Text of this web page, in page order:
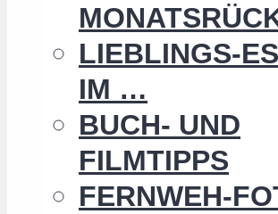
LIEBLINGS-
IM …
BUCH- UND
FILMTIPPS
FERNWEH-